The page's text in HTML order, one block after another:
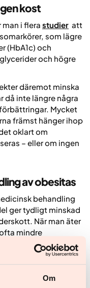
Om
kost
man i flera studier att
som lägre
(HbA1c) och
och högre
däremot minska
då inte längre några
Mycket
främst hänger ihop
oklart om
– eller om ingen
av obesitas
behandling
ger tydligt minskad
När man äter
mindre
på glukos,
börjar producera
i ketos vid snabb
en strikt ketogen